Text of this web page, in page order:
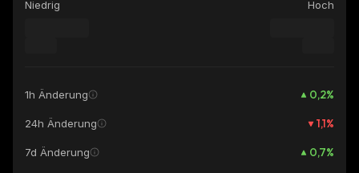
Niedrig Hoch
1h Änderung 0,2%
24h Änderung 1,1%
7d Änderung 0,7%